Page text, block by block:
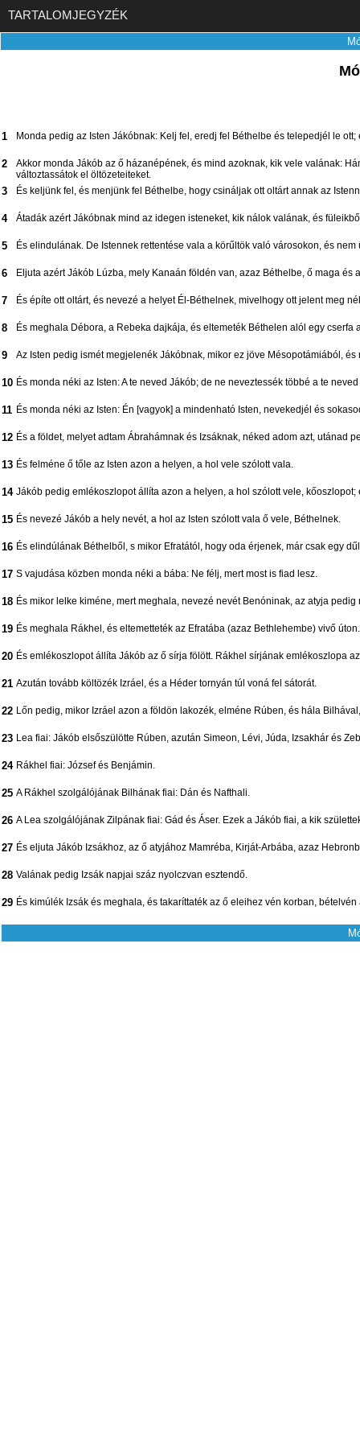
TARTALOMJEGYZÉK
1 Monda pedig az Isten Jákóbnak: Kelj fel, eredj fel Béthelbe és telepedjél le
2
Akkor monda Jákób az ő házanépének, és mind azoknak, kik vele valának:
változtassátok el öltözeteiteket.
3 És keljünk fel, és menjünk fel Béthelbe, hogy csináljak ott oltárt annak az
4 Átadák azért Jákóbnak mind az idegen isteneket, kik nálok valának, és
5 És elindulának. De Istennek rettentése vala a körűltök való városokon, és nem
6 Eljuta azért Jákób Lúzba, mely Kanaán földén van, azaz Béthelbe, ő maga és
7 És építe ott oltárt, és nevezé a helyet Él-Béthelnek, mivelhogy ott jelent meg
8 És meghala Débora, a Rebeka dajkája, és eltemeték Béthelen alól egy cserfa
9 Az Isten pedig ismét megjelenék Jákóbnak, mikor ez jöve Mésopotámiából, és
10 És monda néki az Isten: A te neved Jákób; de ne neveztessék többé a te
11 És monda néki az Isten: Én [vagyok] a mindenható Isten, nevekedjél és
12 És a földet, melyet adtam Ábrahámnak és Izsáknak, néked adom azt, utánad
13 És felméne ő tőle az Isten azon a helyen, a hol vele szólott vala.
14 Jákób pedig emlékoszlopot állíta azon a helyen, a hol szólott vele,
15 És nevezé Jákób a hely nevét, a hol az Isten szólott vala ő vele, Béthelnek.
16 És elindúlának Béthelből, s mikor Efratától, hogy oda érjenek, már csak egy
17 S vajudása közben monda néki a bába: Ne félj, mert most is fiad lesz.
18 És mikor lelke kiméne, mert meghala, nevezé nevét Benóninak, az atyja
19 És meghala Rákhel, és eltemetteték az Efratába (azaz Bethlehembe) vivő úton.
20 És emlékoszlopot állíta Jákób az ő sírja fölött. Rákhel sírjának emlékoszlopa
21 Azután tovább költözék Izráel, és a Héder tornyán túl voná fel sátorát.
22 Lőn pedig, mikor Izráel azon a földön lakozék, elméne Rúben, és hála
23 Lea fiai: Jákób elsőszülötte Rúben, azután Simeon, Lévi, Júda, Izsakhár és
24 Rákhel fiai: József és Benjámin.
25 A Rákhel szolgálójának Bilhának fiai: Dán és Nafthali.
26 A Lea szolgálójának Zilpának fiai: Gád és Áser. Ezek a Jákób fiai, a kik
27 És eljuta Jákób Izsákhoz, az ő atyjához Mamréba, Kirját-Arbába, azaz
28 Valának pedig Izsák napjai száz nyolczvan esztendő.
29 És kimúlék Izsák és meghala, és takaríttaték az ő eleihez vén korban,